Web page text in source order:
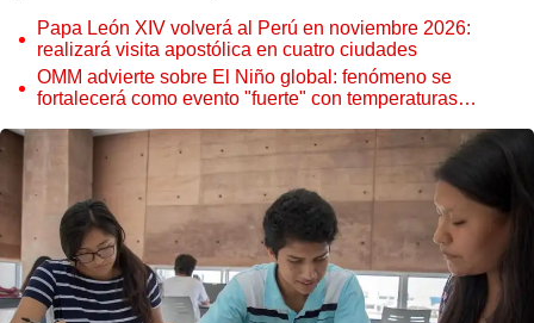
Papa León XIV volverá al Perú en noviembre 2026:
realizará visita apostólica en cuatro ciudades
OMM advierte sobre El Niño global: fenómeno se
fortalecerá como evento "fuerte" con temperaturas